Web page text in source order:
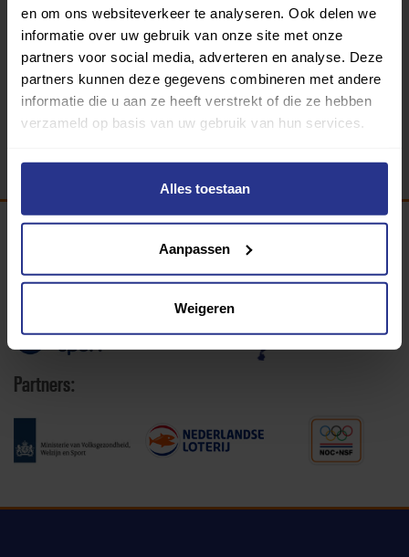
en om ons websiteverkeer te analyseren. Ook delen we
informatie over uw gebruik van onze site met onze
partners voor social media, adverteren en analyse. Deze
partners kunnen deze gegevens combineren met andere
informatie die u aan ze heeft verstrekt of die ze hebben
verzameld op basis van uw gebruik van hun services.
Alles toestaan
Aanpassen
Weigeren
Sport, spel en bewegen
Sportpark De Dennen
Terug
340 gemeenten
Partners: